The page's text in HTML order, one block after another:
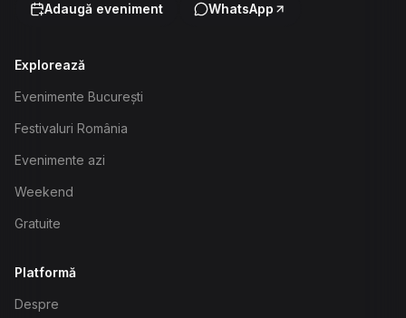
Adaugă eveniment WhatsApp
Explorează
Evenimente București
Festivaluri România
Evenimente azi
Weekend
Gratuite
Platformă
Despre